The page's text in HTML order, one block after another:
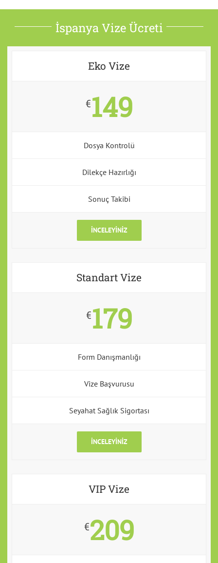
İspanya Vize Ücreti
Eko Vize
€149
Dosya Kontrolü
Dilekçe Hazırlığı
Sonuç Takibi
İNCELEYINIZ
Standart Vize
€179
Form Danışmanlığı
Vize Başvurusu
Seyahat Sağlık Sigortası
İNCELEYINIZ
VIP Vize
€209